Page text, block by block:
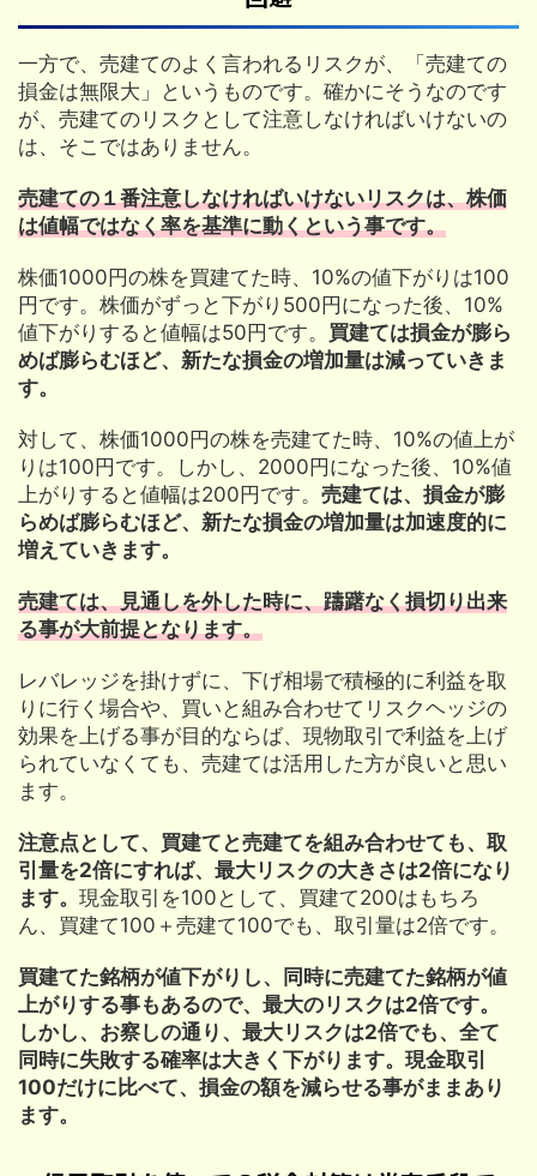
一方で、売建てのよく言われるリスクが、「売建ての
損金は無限大」というものです。確かにそうなのです
が、売建てのリスクとして注意しなければいけないの
は、そこではありません。
売建ての１番注意しなければいけないリスクは、株価
は値幅ではなく率を基準に動くという事です。
株価1000円の株を買建てた時、10%の値下がりは100
円です。株価がずっと下がり500円になった後、10%
値下がりすると値幅は50円です。 買建ては損金が膨ら
めば膨らむほど、新たな損金の増加量は減っていきま
す。
対して、株価1000円の株を売建てた時、10%の値上が
りは100円です。しかし、2000円になった後、10%値
上がりすると値幅は200円です。 売建ては、損金が膨
らめば膨らむほど、新たな損金の増加量は加速度的に
増えていきます。
売建ては、見通しを外した時に、躊躇なく損切り出来
る事が大前提となります。
レバレッジを掛けずに、下げ相場で積極的に利益を取
りに行く場合や、買いと組み合わせてリスクヘッジの
効果を上げる事が目的ならば、現物取引で利益を上げ
られていなくても、売建ては活用した方が良いと思い
ます。
注意点として、買建てと売建てを組み合わせても、取
引量を2倍にすれば、最大リスクの大きさは2倍になり
ます。 現金取引を100として、買建て200はもちろ
ん、買建て100＋売建て100でも、取引量は2倍です。
買建てた銘柄が値下がりし、同時に売建てた銘柄が値
上がりする事もあるので、最大のリスクは2倍です。
しかし、お察しの通り、最大リスクは2倍でも、全て
同時に失敗する確率は大きく下がります。現金取引
100だけに比べて、損金の額を減らせる事がままあり
ます。